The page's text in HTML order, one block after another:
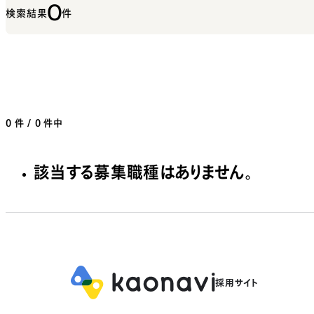
検索結果0件
0 件 / 0 件中
該当する募集職種はありません。